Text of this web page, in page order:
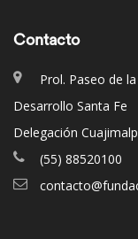
Contacto
Prol. Paseo de
Desarrollo Santa Fe
Delegación
(55) 88520100